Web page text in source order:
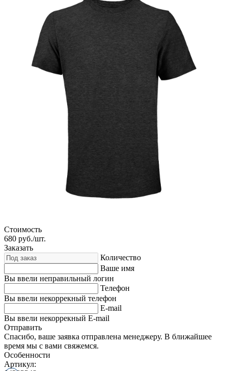
Стоимость
680 руб./шт.
Заказать
Количество
Ваше имя
Вы ввели неправильный логин
Телефон
Вы ввели некоррекный телефон
E-mail
Вы ввели некоррекный E-mail
Отправить
Спасибо, ваше заявка отправлена менеджеру. В ближайшее
время мы с вами свяжемся.
Особенности
Артикул: